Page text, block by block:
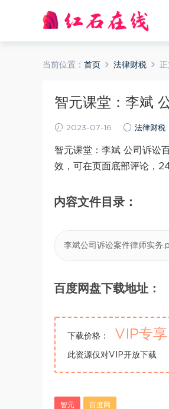
当前位置： 首页 法律财税
智元课堂：李斌
2023-07-16 法律财税
智元课堂：李斌 公司诉讼
效，可在页面底部评论，
内容文件目录：
李斌公司诉讼案件律师实务
百度网盘下载地址：
下载价格： VIP专享
此资源仅对VIP开放下载
智元 百度网